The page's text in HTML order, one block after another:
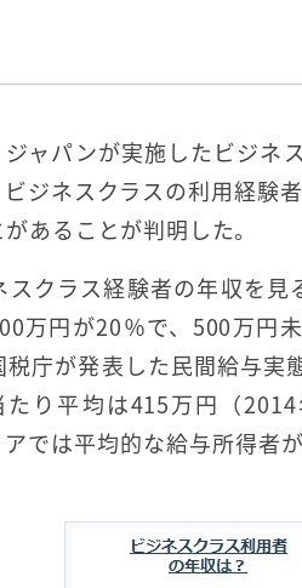
ャパンが実施したビジネ
ジネスクラスの利用経験
あることが判明した。
スクラス経験者の年収を見
万円が20％で、500万円
庁が発表した民間給与実
り平均は415万円（
アでは平均的な給与所得者